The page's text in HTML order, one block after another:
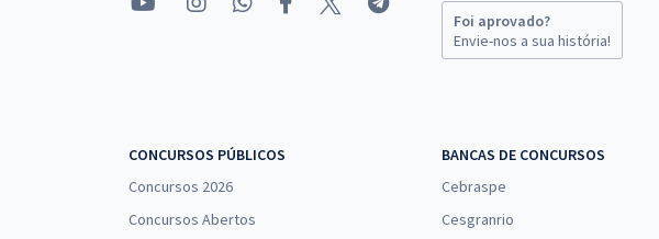
Foi aprovado?
Envie-nos a sua história!
CONCURSOS PÚBLICOS
Concursos 2026
Concursos Abertos
BANCAS DE CONCURSOS
Cebraspe
Cesgranrio